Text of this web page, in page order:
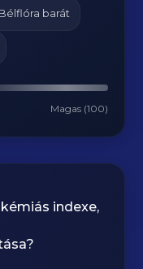
Bélflóra barát
Magas (100)
indexe,